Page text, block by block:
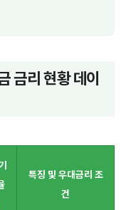
금리 현황 데이
특징 및 우대금리 조
건